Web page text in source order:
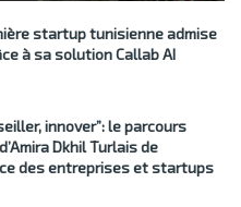
startup tunisienne admise
à sa solution Callab AI
innover”: le parcours
Dkhil Turlais de
des entreprises et startups